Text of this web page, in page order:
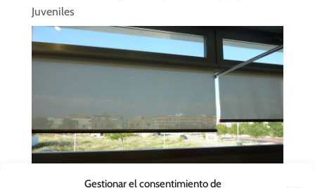
Gestionar el consentimiento de
Juveniles